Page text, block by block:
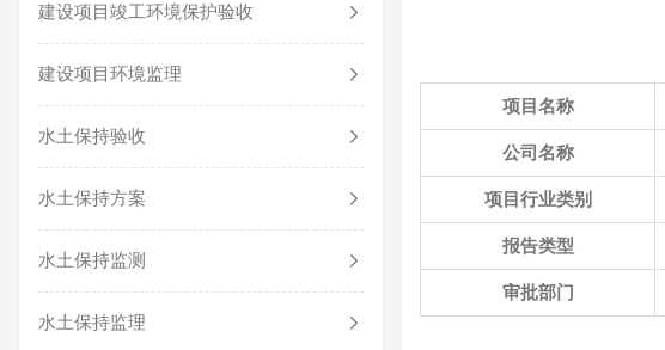
建设项目竣工环境保护验收
建设项目环境监理
水土保持验收
水土保持方案
水土保持监测
水土保持监理
项目名称
公司名称
项目行业类别
报告类型
审批部门